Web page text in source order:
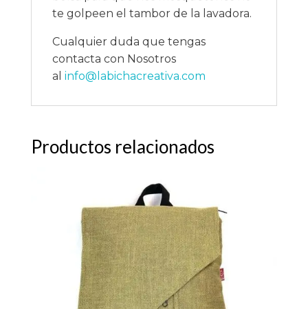
te golpeen el tambor de la lavadora.
Cualquier duda que tengas
contacta con Nosotros
al info@labichacreativa.com
Productos relacionados